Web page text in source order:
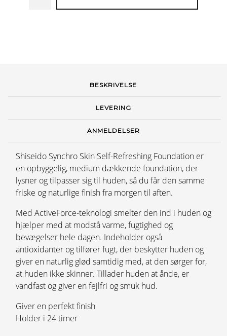
BESKRIVELSE
LEVERING
ANMELDELSER
Shiseido Synchro Skin Self-Refreshing Foundation er
en opbyggelig, medium dækkende foundation, der
lysner og tilpasser sig til huden, så du får den samme
friske og naturlige finish fra morgen til aften.
Med ActiveForce-teknologi smelter den ind i huden og
hjælper med at modstå varme, fugtighed og
bevægelser hele dagen. Indeholder også
antioxidanter og tilfører fugt, der beskytter huden og
giver en naturlig glød samtidig med, at den sørger for,
at huden ikke skinner. Tillader huden at ånde, er
vandfast og giver en fejlfri og smuk hud.
Giver en perfekt finish
Holder i 24 timer